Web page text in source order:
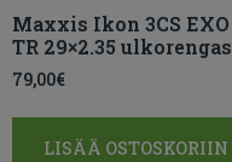
Maxxis Ikon 3CS EXO
TR 29×2.35 ulkorengas
79,00€
LISÄÄ OSTOSKORIIN